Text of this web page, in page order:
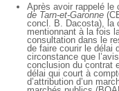
Après avoir rappelé le
de Tarn-et-Garonne
concl. B. Dacosta), la
mentionnant à la fois
consultation dans le
de faire courir le délai
circonstance que
conclusion du contrat
délai qui court à
d’attribution d’un